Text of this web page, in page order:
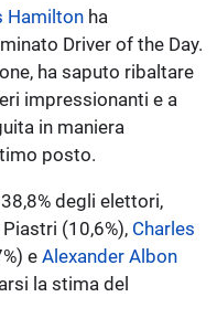
Hamilton ha
Driver of the Day.
ha saputo ribaltare
impressionanti e a
in maniera
posto.
degli elettori,
(10,6%), Charles
eAlexander Albon
la stima del